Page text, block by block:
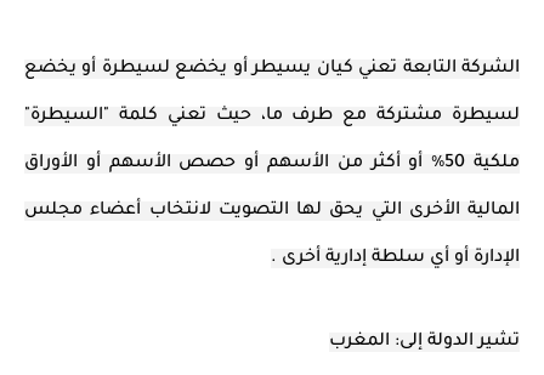
الشركة التابعة تعني كيان يسيطر أو يخضع لسيطرة أو يخضع
لسيطرة مشتركة مع طرف ما، حيث تعني كلمة "السيطرة"
ملكية 50٪ أو أكثر من الأسهم أو حصص الأسهم أو الأوراق
المالية الأخرى التي يحق لها التصويت لانتخاب أعضاء مجلس
الإدارة أو أي سلطة إدارية أخرى .
تشير الدولة إلى: المغرب